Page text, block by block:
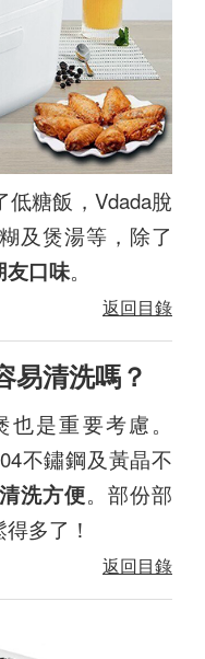
糖飯，Vdada脫
及煲湯等，除了
友口味。
返回目錄
易清洗嗎？
是重要考慮。
不鏽鋼及黃晶不
清洗方便。部份部
多了！
返回目錄